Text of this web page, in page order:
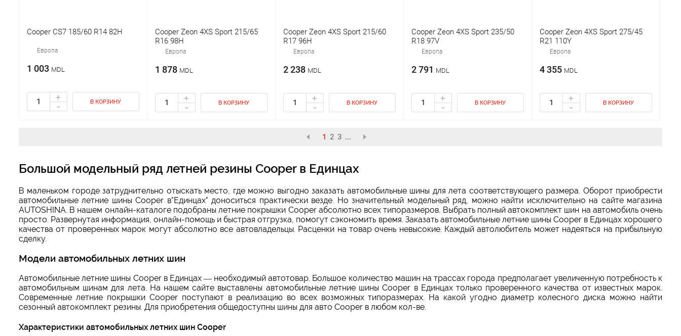
Cooper CS7 185/60 R14 82H
Европа
1 003 MDL
+
- В КОРЗИНУ
Cooper Zeon 4XS Sport 215/65
R16 98H
Европа
1 878 MDL
+
- В КОРЗИНУ
Cooper Zeon 4XS Sport 215/60
R17 96H
Европа
2 238 MDL
+
- В КОРЗИНУ
Cooper Zeon 4XS Sport 235/50
R18 97V
Европа
2 791 MDL
+
- В КОРЗИНУ
Cooper Zeon 4XS Sport 275/45
R21 110Y
Европа
4 355 MDL
+
- В КОРЗИНУ
1 2 3 ...
Большой модельный ряд летней резины Cooper в Единцах
В маленьком городе затруднительно отыскать место, где можно выгодно заказать автомобильные шины для лета соответствующего размера. Оборот приобрести
автомобильные летние шины Cooper в"Единцах" доноситься практически везде. Но значительный модельный ряд, можно найти исключительно на сайте магазина
AUTOSHINA. В нашем онлайн-каталоге подобраны летние покрышки Cooper абсолютно всех типоразмеров. Выбрать полный автокомплект шин на автомобиль очень
просто. Развернутая информация, онлайн-помощь и быстрая отгрузка, помогут сэкономить время. Заказать автомобильные летние шины Cooper в Единцах хорошего
качества от проверенных марок могут абсолютно все автовладельцы. Расценки на товар очень невысокие. Каждый автолюбитель может надеяться на прибыльную
сделку.
Модели автомобильных летних шин
Автомобильные летние шины Cooper в Единцах — необходимый автотовар. Большое количество машин на трассах города предполагает увеличенную потребность к
автомобильным шинам для лета. На нашем сайте выставлены автомобильные летние шины Cooper в Единцах только проверенного качества от известных марок.
Современные летние покрышки Cooper поступают в реализацию во всех возможных типоразмерах. На какой угодно диаметр колесного диска можно найти
сезонный автокомплект резины. Для приобретения общедоступны шины для авто Cooper в любом кол-ве.
Характеристики автомобильных летних шин Cooper